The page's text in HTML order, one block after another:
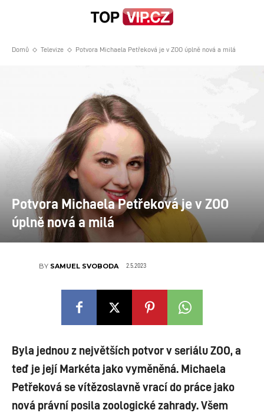
Domů Televize Potvora Michaela Petřeková je v ZOO úplně nová a milá
Potvora Michaela Petřeková je v ZOO
úplně nová a milá
BY SAMUEL SVOBODA 2.5.2023
Byla jednou z největších potvor v seriálu ZOO, a
teď je její Markéta jako vyměněná. Michaela
Petřeková se vítězoslavně vrací do práce jako
nová právní posila zoologické zahrady. Všem